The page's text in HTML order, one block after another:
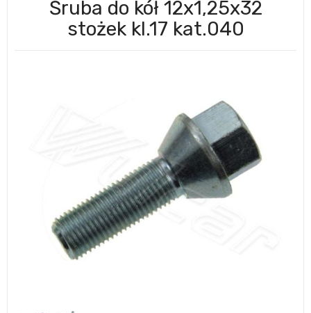
Śruba do kół 12x1,25x32
stożek kl.17 kat.040